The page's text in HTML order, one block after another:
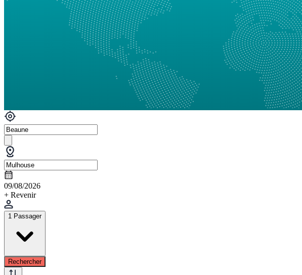
09/08/2026
+ Revenir
1 Passager
Rechercher